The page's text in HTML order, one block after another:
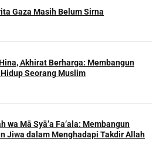
Gaza Masih Belum Sirna
Akhirat Berharga: Membangun
Seorang Muslim
wa Mā Syā’a Fa’ala: Membangun
Jiwa dalam Menghadapi Takdir Allah